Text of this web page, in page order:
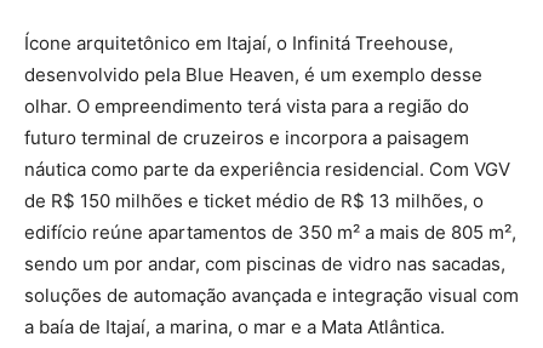
Ícone arquitetônico em Itajaí, o Infinitá Treehouse,
desenvolvido pela Blue Heaven, é um exemplo desse
olhar. O empreendimento terá vista para a região do
futuro terminal de cruzeiros e incorpora a paisagem
náutica como parte da experiência residencial. Com VGV
de R$ 150 milhões e ticket médio de R$ 13 milhões, o
edifício reúne apartamentos de 350 m² a mais de 805 m²,
sendo um por andar, com piscinas de vidro nas sacadas,
soluções de automação avançada e integração visual com
a baía de Itajaí, a marina, o mar e a Mata Atlântica.